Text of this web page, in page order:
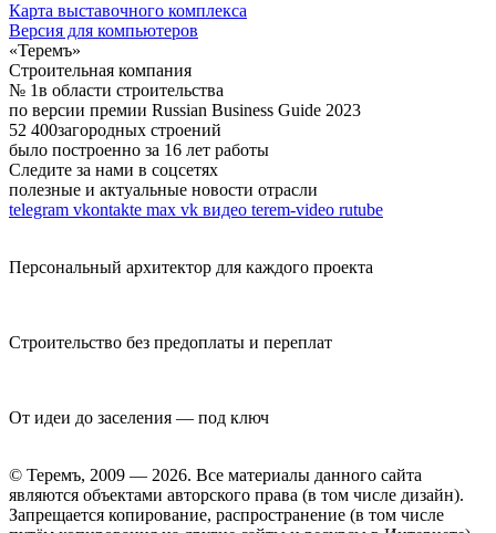
Карта выставочного комплекса
Версия для компьютеров
«Теремъ»
Строительная компания
№ 1в области строительства
по версии премии Russian Business Guide 2023
52 400загородных строений
было построенно за 16 лет работы
Следите за нами в соцсетях
полезные и актуальные новости отрасли
telegram vkontakte max vk видео terem-video rutube
Персональный архитектор для каждого проекта
Строительство без предоплаты и переплат
От идеи до заселения — под ключ
© Теремъ, 2009 — 2026. Все материалы данного сайта
являются объектами авторского права (в том числе дизайн).
Запрещается копирование, распространение (в том числе